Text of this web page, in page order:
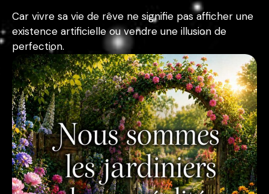
Car vivre sa vie de rêve ne signifie pas afficher une
existence artificielle ou vendre une illusion de
perfection.